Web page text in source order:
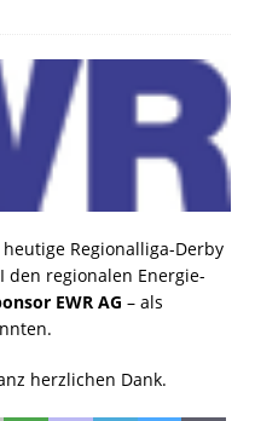
Regionalliga-Derby
den regionalen Energie-
EWR AG – als
herzlichen Dank.